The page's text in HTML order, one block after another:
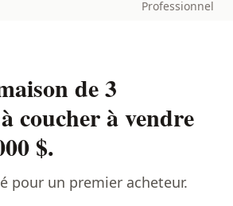
Professionnel
de 3
coucher à vendre
$.
pour un premier acheteur.